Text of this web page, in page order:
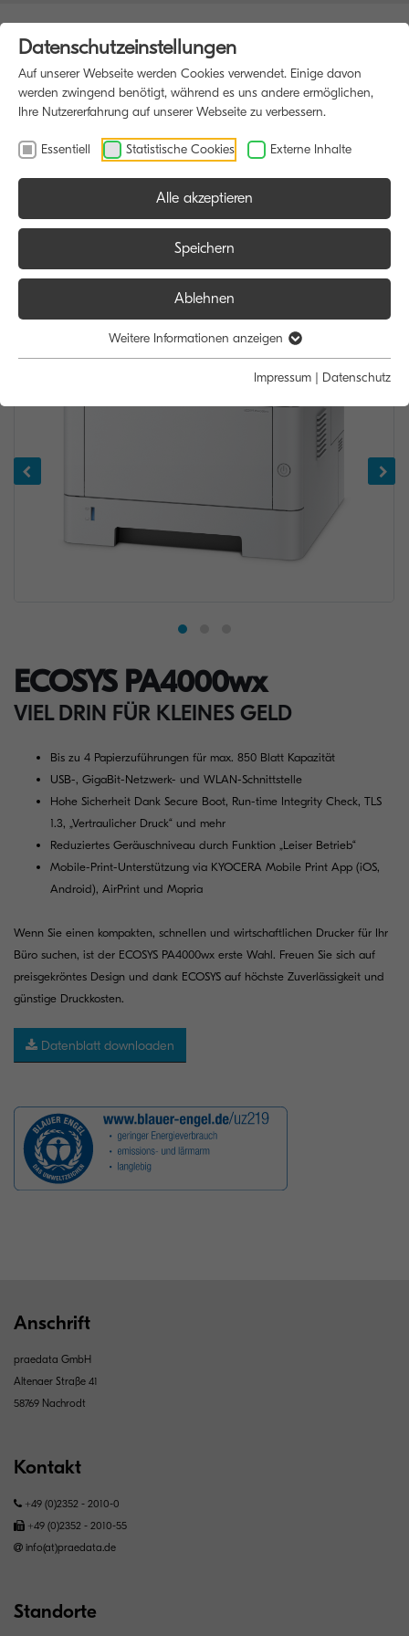
ECOSYS PA4000wx
VIEL DRIN FÜR KLEINES GELD
Bis zu 4 Papierzuführungen für max. 850 Blatt Kapazität
USB-, GigaBit-Netzwerk- und WLAN-Schnittstelle
Hohe Sicherheit Dank Secure Boot, Run-time Integrity Check, TLS
1.3, „Vertraulicher Druck“ und mehr
Reduziertes Geräuschniveau durch Funktion „Leiser Betrieb“
Mobile-Print-Unterstützung via KYOCERA Mobile Print App (iOS,
Android), AirPrint und Mopria
Wenn Sie einen kompakten, schnellen und wirtschaftlichen Drucker für Ihr
Büro suchen, ist der ECOSYS PA4000wx erste Wahl. Freuen Sie sich auf
preisgekröntes Design und dank ECOSYS auf höchste Zuverlässigkeit und
günstige Druckkosten.
Datenblatt downloaden
Anschrift
praedata GmbH
Altenaer Straße 41
58769 Nachrodt
Kontakt
+49 (0)2352 - 2010-0
+49 (0)2352 - 2010-55
info(at)praedata.de
Standorte
Datenschutzeinstellungen
Auf unserer Webseite werden Cookies verwendet. Einige davon
werden zwingend benötigt, während es uns andere ermöglichen,
Ihre Nutzererfahrung auf unserer Webseite zu verbessern.
Essentiell Statistische Cookies Externe Inhalte
Alle akzeptieren
Speichern
Ablehnen
Weitere Informationen anzeigen
Impressum | Datenschutz